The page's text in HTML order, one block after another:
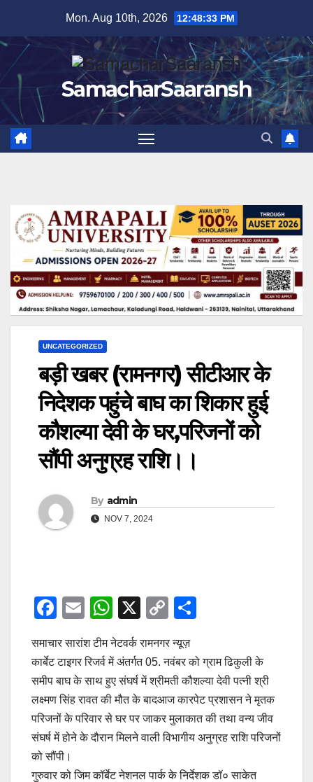
content
Mon. Aug 10th, 2026 12:48:33 PM
SamacharSaaransh
UNCATEGORIZED
बड़ी खबर (रामनगर) सीटीआर के
निदेशक पहुंचे बाघ का शिकार हुई
कौशल्या देवी के घर,परिजनों को
सौंपी अनुग्रह राशि।।
By admin
NOV 7, 2024
F
c
e
b
o
o
k
E
ail
W
h
at
s
A
p
p
X
C
p
y
Li
n
k
ar
e
समाचार सारांश टीम नेटवर्क रामनगर न्यूज़
कार्बेट टाइगर रिजर्व में अंतर्गत 05. नवंबर को ग्राम ढिकुली के
समीप बाघ के साथ हुए संघर्ष में श्रीमती कौशल्या देवी पत्नी श्री
लक्ष्मण सिंह रावत की मौत के बादआज कारपेट प्रशासन ने मृतक
परिजनों के परिवार से घर पर जाकर मुलाकात की तथा वन्य जीव
संघर्ष में होने के दौरान मिलने वाली विभागीय अनुग्रह राशि परिजनों
को सौंपी।
गुरुवार को जिम कॉर्बेट नेशनल पार्क के निर्देशक डॉ० साकेत